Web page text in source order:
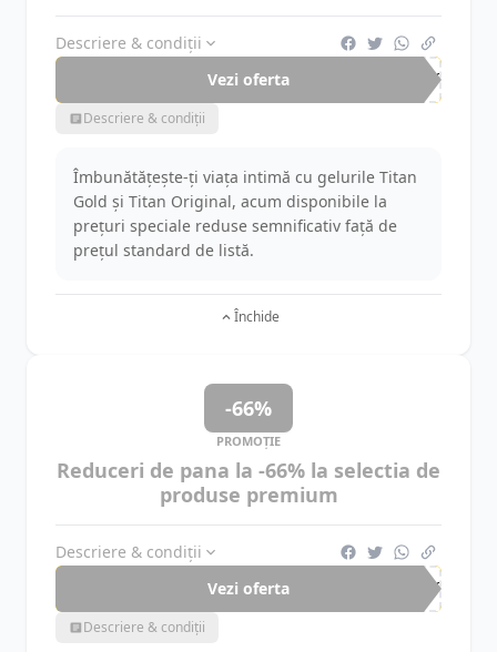
Descriere & condiții
Vezi oferta
-66%
Descriere & condiții
Îmbunătățește-ți viața intimă cu gelurile Titan
Gold și Titan Original, acum disponibile la
prețuri speciale reduse semnificativ față de
prețul standard de listă.
Închide
-66%
PROMOȚIE
Reduceri de pana la -66% la selectia de
produse premium
Descriere & condiții
Vezi oferta
-66%
Descriere & condiții